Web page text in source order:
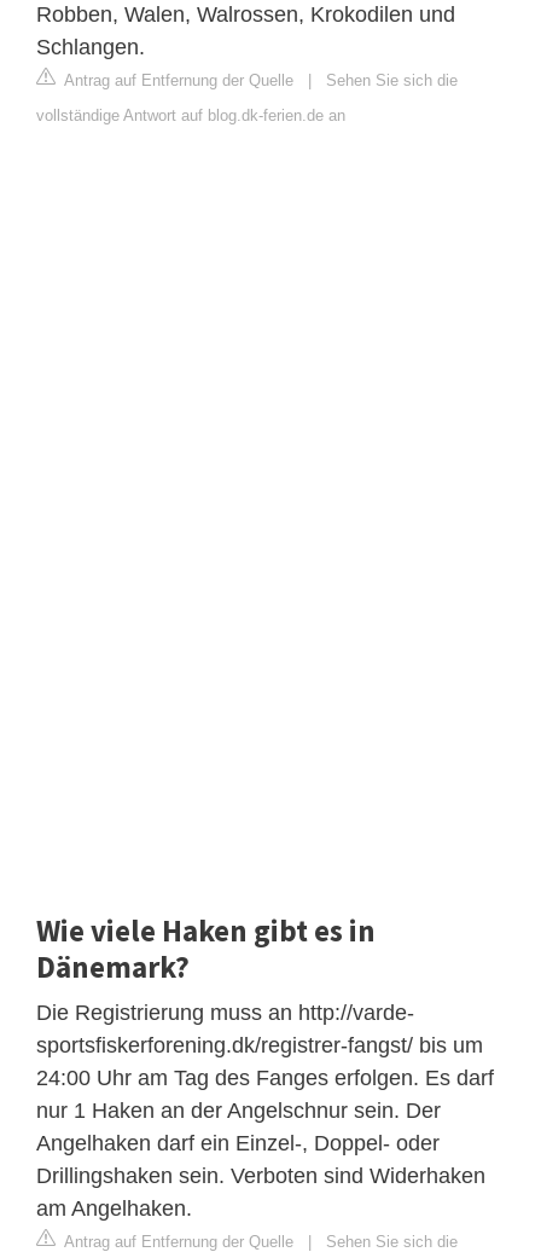
Robben, Walen, Walrossen, Krokodilen und
Schlangen.
Antrag auf Entfernung der Quelle | Sehen Sie sich die
vollständige Antwort auf blog.dk-ferien.de an
Wie viele Haken gibt es in
Dänemark?
Die Registrierung muss an http://varde-
sportsfiskerforening.dk/registrer-fangst/ bis um
24:00 Uhr am Tag des Fanges erfolgen. Es darf
nur 1 Haken an der Angelschnur sein. Der
Angelhaken darf ein Einzel-, Doppel- oder
Drillingshaken sein. Verboten sind Widerhaken
am Angelhaken.
Antrag auf Entfernung der Quelle | Sehen Sie sich die